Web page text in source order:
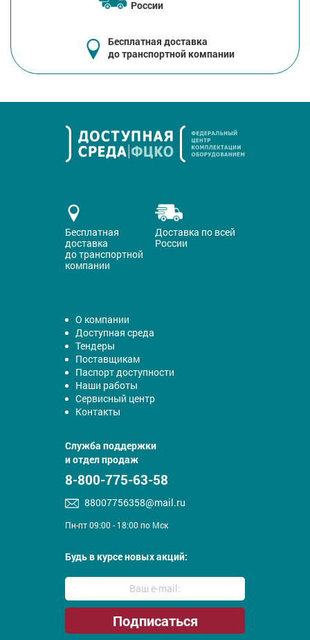
России
Бесплатная доставка
до транспортной компании
Бесплатная
доставка
до транспортной
компании
Доставка по всей
России
О компании
Доступная среда
Тендеры
Поставщикам
Паспорт доступности
Наши работы
Сервисный центр
Контакты
Служба поддержки
и отдел продаж
8-800-775-63-58
88007756358@mail.ru
Пн-пт 09:00 - 18:00 по Мск
Будь в курсе новых акций: